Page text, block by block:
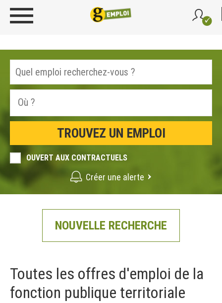
OUVERT AUX CONTRACTUELS
Créer une alerte
NOUVELLE RECHERCHE
Toutes les offres d'emploi de la
fonction publique territoriale